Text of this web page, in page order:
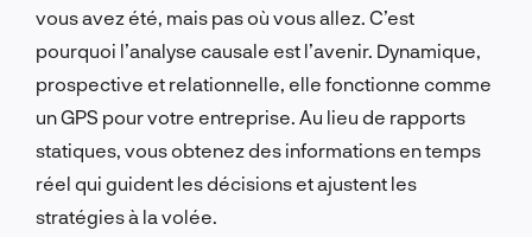
vous avez été, mais pas où vous allez. C’est
pourquoi l’analyse causale est l’avenir. Dynamique,
prospective et relationnelle, elle fonctionne comme
un GPS pour votre entreprise. Au lieu de rapports
statiques, vous obtenez des informations en temps
réel qui guident les décisions et ajustent les
stratégies à la volée.